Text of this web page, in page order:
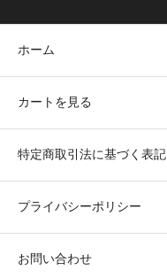
ホーム
カートを見る
特定商取引法に基づく表記
プライバシーポリシー
お問い合わせ